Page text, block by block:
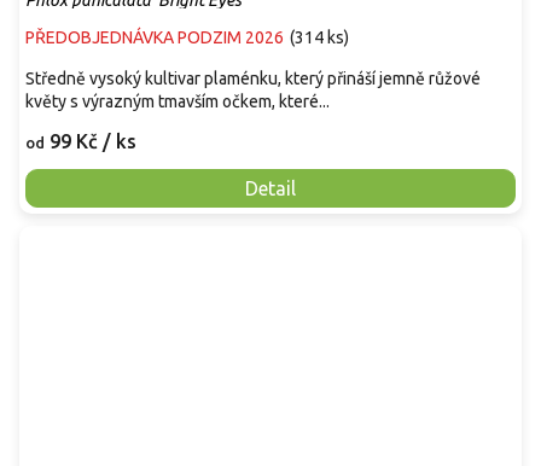
PŘEDOBJEDNÁVKA PODZIM 2026 (314 ks)
od 99 Kč / ks
Detail
Středně vysoký kultivar plaménku, který přináší jemně růžové
květy s výrazným tmavším očkem, které...